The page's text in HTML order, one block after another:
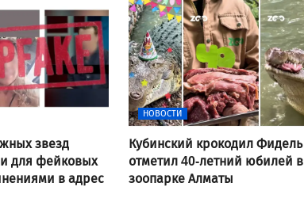
звезд
для фейковых
в адрес
НОВОСТИ
Кубинский крокодил Фидель
отметил 40-летний юбилей в
зоопарке Алматы